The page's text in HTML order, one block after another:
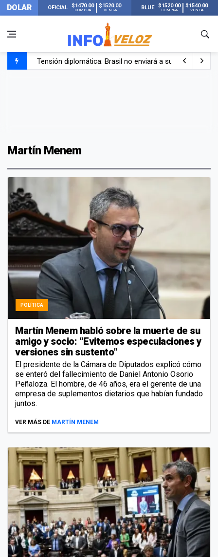
DOLAR OFICIAL $1470.00
COMPRA
$1520.00
VENTA BLUE $1520.00
COMPRA
$1540.00
VENTA
Tensión diplomática: Brasil no enviará a su embajador
Martín Menem
POLÍTICA
Martín Menem habló sobre la muerte de su
amigo y socio: “Evitemos especulaciones y
versiones sin sustento”
El presidente de la Cámara de Diputados explicó cómo
se enteró del fallecimiento de Daniel Antonio Osorio
Peñaloza. El hombre, de 46 años, era el gerente de una
empresa de suplementos dietarios que habían fundado
juntos.
VER MÁS DE MARTÍN MENEM